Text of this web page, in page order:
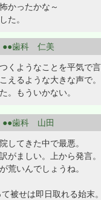
かったかな～
た。
●●歯科 仁美
くようなことを平気で
えるような大きな声で
。もういかない。
●●歯科 山田
してきた中で最悪。
がましい。上から発言。
荒いんでしょうね。
被せは即日取れる始末。